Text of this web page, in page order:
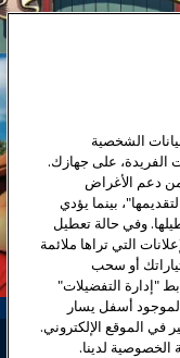
الشخصية
الفريدة، على جهازك.
من دعم الأغراض
بينما يؤدي
وفي حالة تعطيل
التي تراها ملائمة
أو سحب
"إدارة التفضيلات"
أسفل يسار
في الموقع الإلكتروني.
لدينا.